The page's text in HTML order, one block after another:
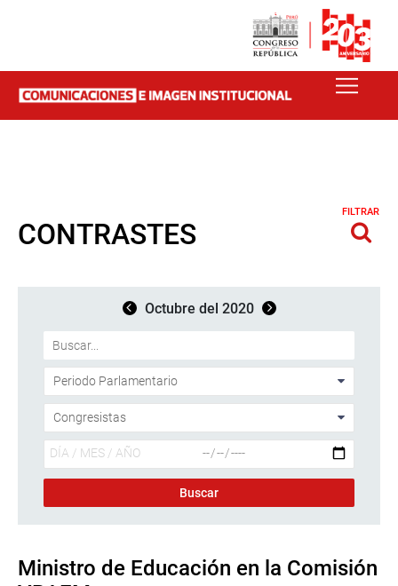
CONTRASTES
FILTRAR
Octubre del 2020
Ministro de Educación en la Comisión